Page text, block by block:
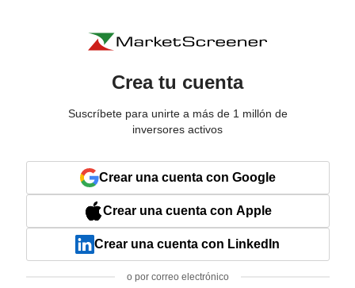
Crea tu cuenta
Suscríbete para unirte a más de 1 millón de
inversores activos
Crear una cuenta con Google
Crear una cuenta con Apple
Crear una cuenta con LinkedIn
o por correo electrónico